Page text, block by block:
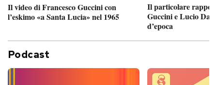
Il video di Francesco Guccini con
l’eskimo «a Santa Lucia» nel 1965
Il particolare
Guccini e Lucio
d’epoca
Podcast